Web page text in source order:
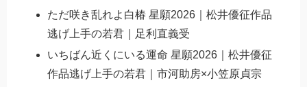
ただ咲き乱れよ白椿 星願2026｜松井優征作品
逃げ上手の若君｜足利直義受
いちばん近くにいる運命 星願2026｜松井優征
作品逃げ上手の若君｜市河助房×小笠原貞宗